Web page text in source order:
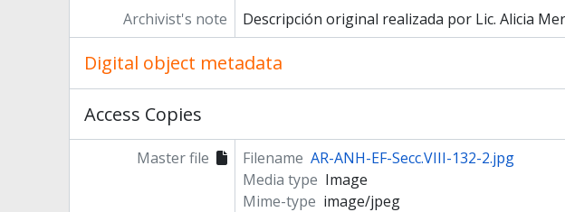
Archivist's note
Descripción original realizada por Lic. Alicia
Digital object metadata
Access Copies
Master file Filename AR-ANH-EF-Secc.VIII-132-2.jpg
Media type Image
Mime-type image/jpeg